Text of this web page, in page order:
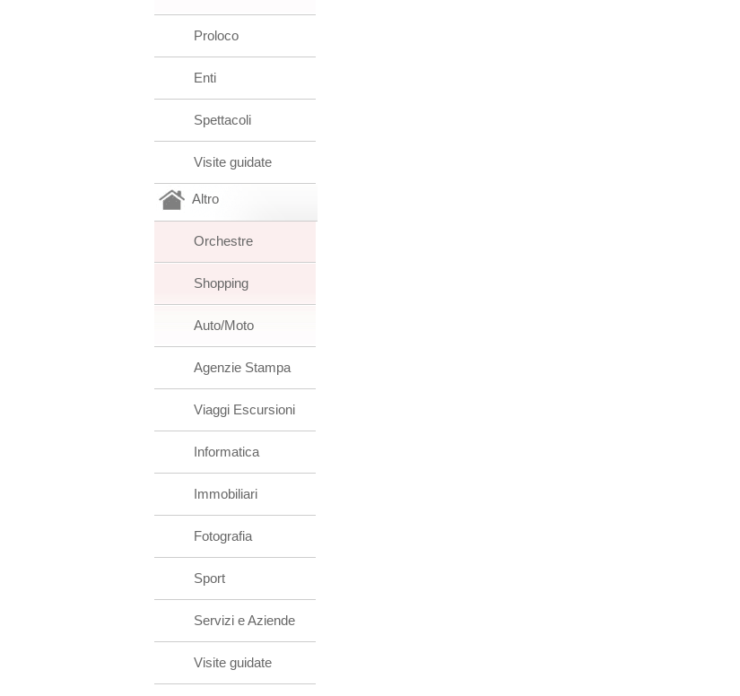
Proloco
Enti
Spettacoli
Visite guidate
Altro
Orchestre
Shopping
Auto/Moto
Agenzie Stampa
Viaggi Escursioni
Informatica
Immobiliari
Fotografia
Sport
Servizi e Aziende
Visite guidate